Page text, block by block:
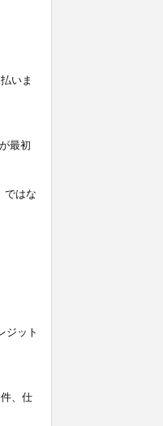
いま
最初
ではな
ジット
、仕